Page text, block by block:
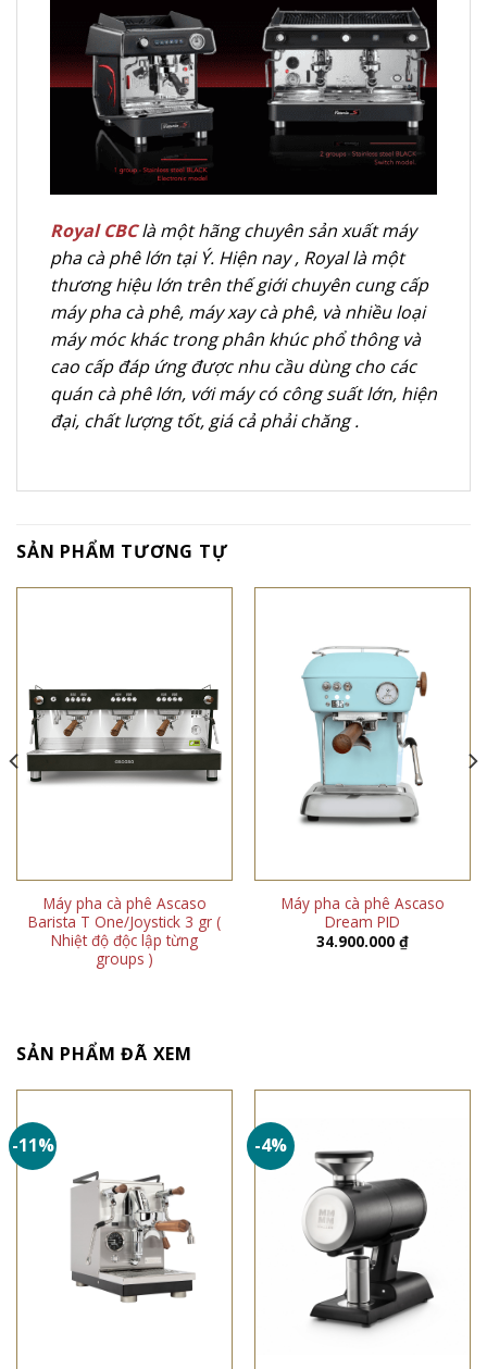
Royal CBClà một hãng chuyên sản xuất máy
pha cà phê lớn tại Ý. Hiện nay , Royal là một
thương hiệu lớn trên thế giới chuyên cung cấp
máy pha cà phê, máy xay cà phê, và nhiều loại
máy móc khác trong phân khúc phổ thông và
cao cấp đáp ứng được nhu cầu dùng cho các
quán cà phê lớn, với máy có công suất lớn, hiện
đại, chất lượng tốt, giá cả phải chăng .
SẢN PHẨM TƯƠNG TỰ
Máy pha cà phê Ascaso
Barista T One/Joystick 3 gr (
Nhiệt độ độc lập từng
groups )
Máy pha cà phê Ascaso
Dream PID
34.900.000 ₫
SẢN PHẨM ĐÃ XEM
-11% -4%